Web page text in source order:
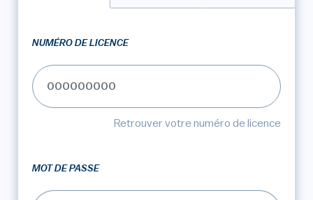
NUMÉRO DE LICENCE
Retrouver votre numéro de licence
MOT DE PASSE